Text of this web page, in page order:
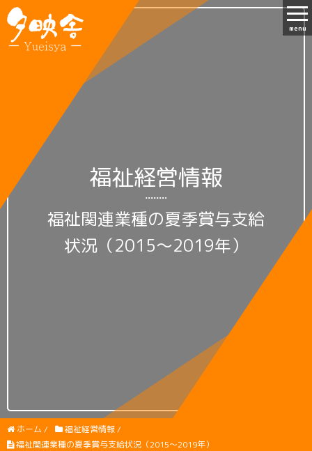
福祉経営情報
福祉関連業種の夏季賞与支給
状況（2015～2019年）
menu
ホーム / 福祉経営情報/
福祉関連業種の夏季賞与支給状況（2015～2019年）